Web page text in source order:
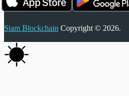
Siam Blockchain Copyright © 2026.